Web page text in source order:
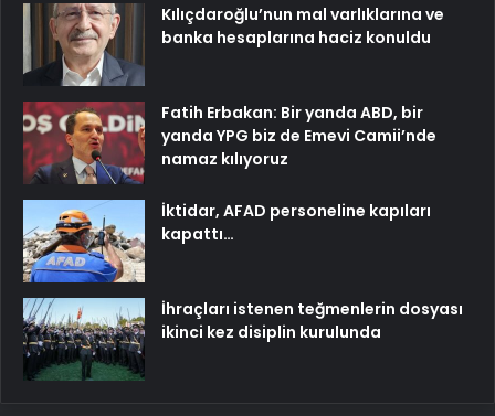
Kılıçdaroğlu’nun mal varlıklarına ve
banka hesaplarına haciz konuldu
Fatih Erbakan: Bir yanda ABD, bir
yanda YPG biz de Emevi Camii’nde
namaz kılıyoruz
İktidar, AFAD personeline kapıları
kapattı…
İhraçları istenen teğmenlerin dosyası
ikinci kez disiplin kurulunda